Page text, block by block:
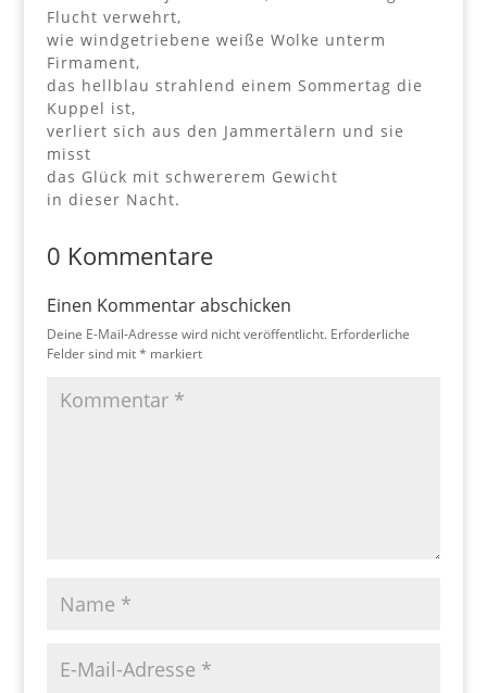
Flucht verwehrt,
wie windgetriebene weiße Wolke unterm
Firmament,
das hellblau strahlend einem Sommertag die
Kuppel ist,
verliert sich aus den Jammertälern und sie
misst
das Glück mit schwererem Gewicht
in dieser Nacht.
0 Kommentare
Einen Kommentar abschicken
Deine E-Mail-Adresse wird nicht veröffentlicht. Erforderliche
Felder sind mit* markiert